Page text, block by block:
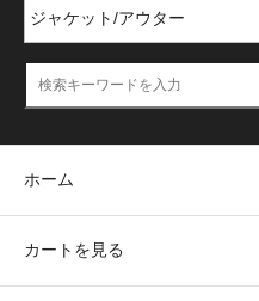
ホーム
カートを見る